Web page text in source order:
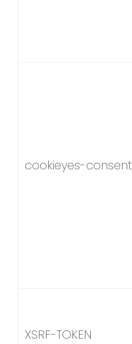
cookieyes-consent
XSRF-TOKEN